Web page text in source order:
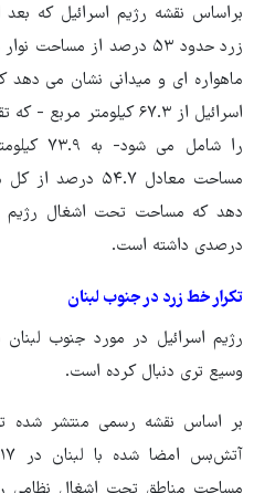
براساس نقشه‌ رژیم اسرائیل که
زرد حدود ۵۳ درصد از
ماهواره ای و میدانی نشان می
اسرائیل از ۶۷.۳ کیلومتر
را شامل
مساحت معادل
درصدی داشته است.
تکرار خط زرد در جنوب لبنان
رژیم اسرائیل در مورد جنوب
وسیع تری دنبال کرده است.
بر اساس نقشه رسمی منتشر شده